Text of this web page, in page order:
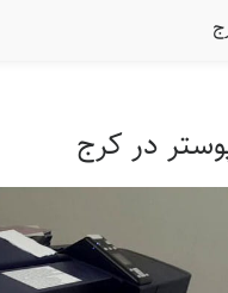
در کرج